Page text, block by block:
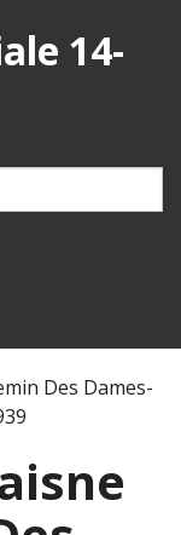
14-
Des Dames-